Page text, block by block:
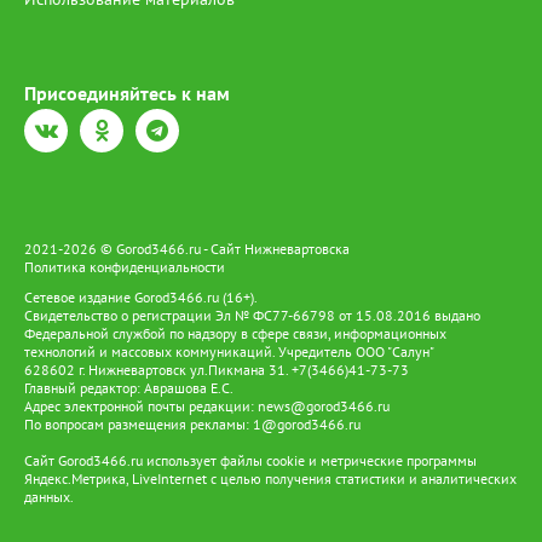
Присоединяйтесь к нам
2021-2026 © Gorod3466.ru - Сайт Нижневартовска
Политика конфиденциальности
Сетевое издание Gorod3466.ru (16+).
Свидетельство о регистрации Эл № ФС77-66798 от 15.08.2016 выдано
Федеральной службой по надзору в сфере связи, информационных
технологий и массовых коммуникаций. Учредитель ООО "Салун"
628602 г. Нижневартовск ул.Пикмана 31. +7(3466)41-73-73
Главный редактор: Аврашова Е.С.
Адрес электронной почты редакции: news@gorod3466.ru
По вопросам размещения рекламы: 1@gorod3466.ru
Сайт Gorod3466.ru использует файлы cookie и метрические программы
Яндекс.Метрика, LiveInternet с целью получения статистики и аналитических
данных.